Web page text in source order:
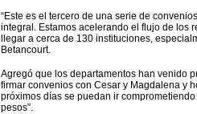
“Este es el tercero de una serie de
integral. Estamos acelerando el flujo de los
llegar a cerca de 130 instituciones,
Betancourt.
Agregó que los departamentos han venido
firmar convenios con Cesar y Magdalena y
próximos días se puedan ir
pesos”.